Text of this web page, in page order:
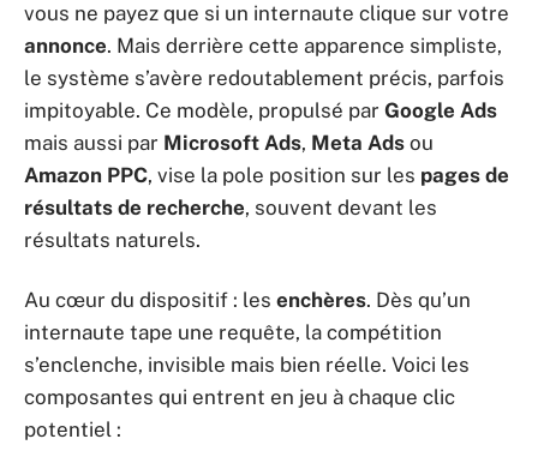
vous ne payez que si un internaute clique sur votre
annonce. Mais derrière cette apparence simpliste,
le système s’avère redoutablement précis, parfois
impitoyable. Ce modèle, propulsé par Google Ads
mais aussi par Microsoft Ads, Meta Ads ou
Amazon PPC, vise la pole position sur les pages de
résultats de recherche, souvent devant les
résultats naturels.
Au cœur du dispositif : les enchères. Dès qu’un
internaute tape une requête, la compétition
s’enclenche, invisible mais bien réelle. Voici les
composantes qui entrent en jeu à chaque clic
potentiel :